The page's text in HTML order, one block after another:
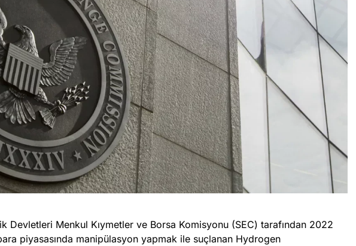
Devletleri Menkul Kıymetler ve Borsa Komisyonu (SEC) tarafından 2022
piyasasında manipülasyon yapmak ile suçlanan Hydrogen